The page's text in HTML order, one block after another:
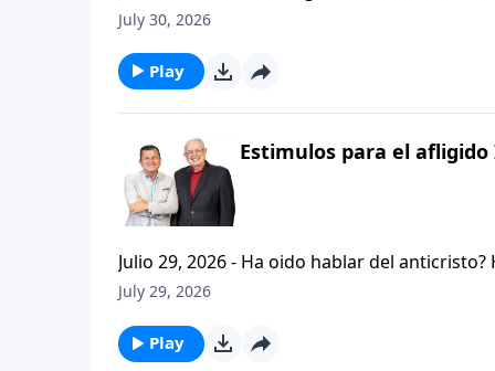
permanezcan firmes y aferrados a las
del mensaje que comenzamos hace un par
July 30, 2026
Play
Estimulos para el
Julio 29, 2026 - Ha oido hablar del
que se refiere la Biblia cuando usa la palabra
capitulo de 2 Tesalonicenses y escuchemos
July 29, 2026
Play